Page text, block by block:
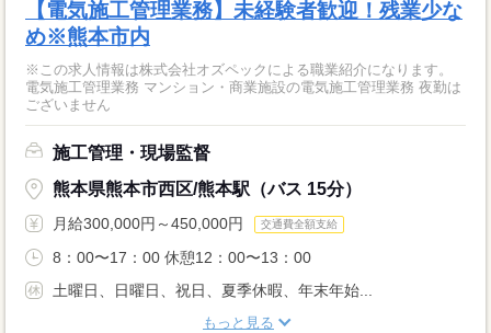
【電気施工管理業務】未経験者歓迎！残業少な
め※熊本市内
※この求人情報は株式会社オズペックによる職業紹介になります。
電気施工管理業務 マンション・商業施設の電気施工管理業務 夜勤は
ございません
施工管理・現場監督
熊本県熊本市西区/熊本駅（バス 15分）
月給300,000円～450,000円 交通費全額支給
8：00〜17：00 休憩12：00〜13：00
土曜日、日曜日、祝日、夏季休暇、年末年始...
もっと見る